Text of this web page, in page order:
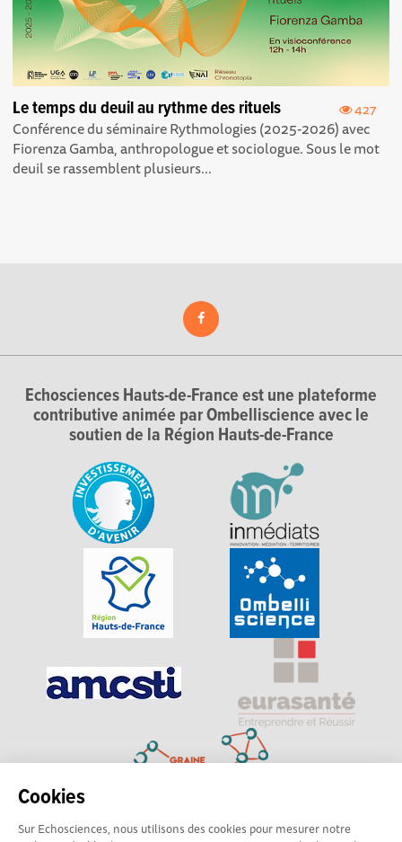
Cookies
Sur Echosciences, nous utilisons des cookies pour mesurer notre
427
Le temps du deuil au rythme des rituels
Conférence du séminaire Rythmologies (2025-2026) avec
Fiorenza Gamba, anthropologue et sociologue. Sous le mot
deuil se rassemblent plusieurs...
Echosciences Hauts-de-France est une plateforme
contributive animée par Ombelliscience avec le
soutien de la Région Hauts-de-France
Explorer, s’exprimer, rentrer en contact : Echosciences